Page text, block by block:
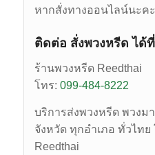
หากสั่งทางออนไลน์นะคะ
ติดต่อ สั่งพวงหรีด ได้
ร้านพวงหรีด Reedthai
โทร: 099-484-8222
บริการส่งพวงหรีด พวงม
จังหวัด ทุกอำเภอ ทั่วไทย
Reedthai